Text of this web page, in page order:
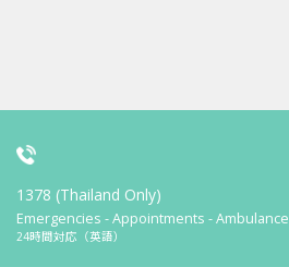
1378 (Thailand Only)
Emergencies - Appointments - Ambulance
24時間対応（英語）